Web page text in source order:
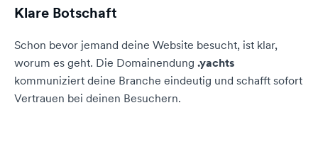
Klare Botschaft
Schon bevor jemand deine Website besucht, ist klar,
worum es geht. Die Domainendung .yachts
kommuniziert deine Branche eindeutig und schafft sofort
Vertrauen bei deinen Besuchern.